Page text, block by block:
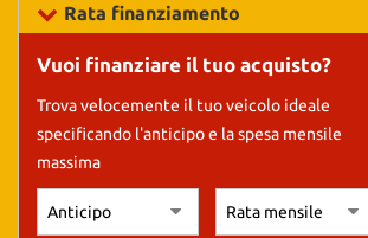
Rata finanziamento
Vuoi finanziare il tuo acquisto?
Trova velocemente il tuo veicolo ideale
specificando l'anticipo e la spesa mensile
massima
svolgere
attività
di
seguito
descritte.
Per
ottenere
maggiori